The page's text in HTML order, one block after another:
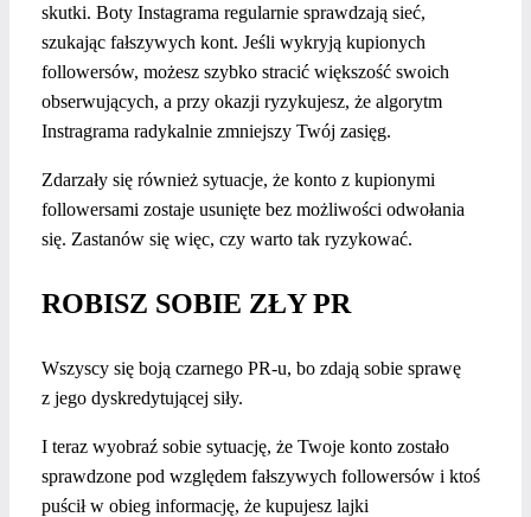
skutki. Boty Instagrama regularnie sprawdzają sieć,
szukając fałszywych kont. Jeśli wykryją kupionych
followersów, możesz szybko stracić większość swoich
obserwujących, a przy okazji ryzykujesz, że algorytm
Instragrama radykalnie zmniejszy Twój zasięg.
Zdarzały się również sytuacje, że konto z kupionymi
followersami zostaje usunięte bez możliwości odwołania
się. Zastanów się więc, czy warto tak ryzykować.
ROBISZ SOBIE ZŁY PR
Wszyscy się boją czarnego PR-u, bo zdają sobie sprawę
z jego dyskredytującej siły.
I teraz wyobraź sobie sytuację, że Twoje konto zostało
sprawdzone pod względem fałszywych followersów i ktoś
puścił w obieg informację, że kupujesz lajki